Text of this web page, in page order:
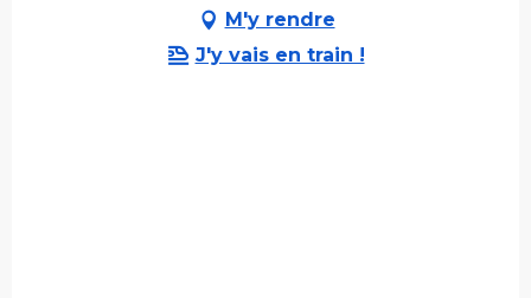
M'y rendre
J'y vais en train !